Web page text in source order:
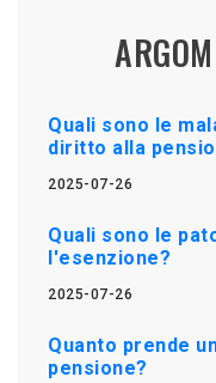
Quali sono le
diritto alla
2025-07-26
Quali sono le
l'esenzione?
2025-07-26
Quanto prende
pensione?